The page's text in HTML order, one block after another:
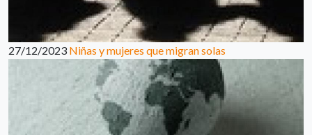
27/12/2023 Niñas y mujeres que migran solas